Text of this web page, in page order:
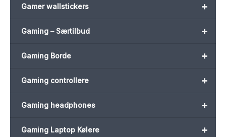
+
Gamer wallstickers
+
Gaming – Særtilbud
+
Gaming Borde
+
Gaming controllere
+
Gaming headphones
+
Gaming Laptop Kølere